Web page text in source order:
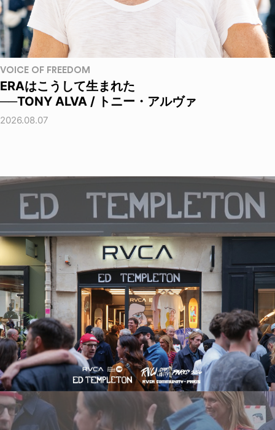
VOICE OF FREEDOM
ERAはこうして生まれた
──TONY ALVA / トニー・アルヴァ
2026.08.07